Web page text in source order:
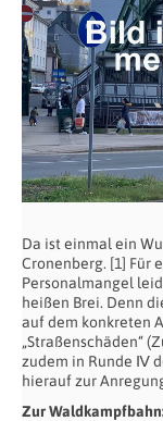
Da ist einmal ein
Cronenberg. [1] Für
Personalmangel
heißen Brei. Denn
auf dem konkreten
„Straßenschäden“
zudem in Runde Ⅳ
hierauf zur
Zur